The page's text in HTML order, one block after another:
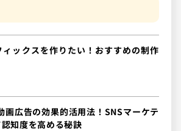
ックスを作りたい！おすすめの制作
広告の効果的活用法！SNSマーケテ
知度を高める秘訣